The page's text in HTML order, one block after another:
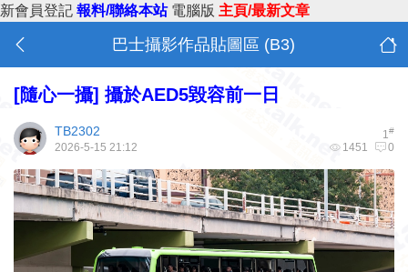
新會員登記 報料/聯絡本站 電腦版 主頁/最新文章
巴士攝影作品貼圖區 (B3)
[隨心一攝] 攝於AED5毀容前一日
1#
TB2302
1451 0
2026-5-15 21:12